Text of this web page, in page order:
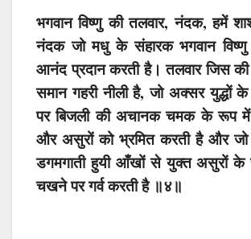
भगवान विष्णु की तलवार, नंदक, हमें
नंदक जो मधु के संहारक भगवान
आनंद प्रदान करती है। तलवार जिस
समान गहरी नीली है, जो अक्सर युद्धों के
पर बिजली की अचानक चमक के रूप में
और असुरों को भ्रमित करती है और
डगमगाती हुयी आँखों से युक्त असुरों के
चखने पर गर्व करती है ॥४॥